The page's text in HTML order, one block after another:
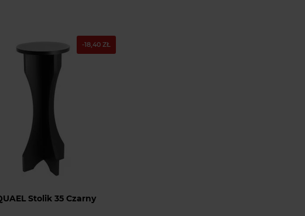
-18,40 ZŁ
Stolik 35 Czarny